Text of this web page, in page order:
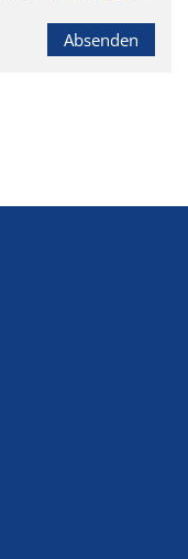
Absenden